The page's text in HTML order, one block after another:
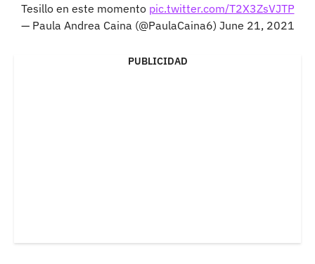
Tesillo en este momento pic.twitter.com/T2X3ZsVJTP
— Paula Andrea Caina (@PaulaCaina6) June 21, 2021
PUBLICIDAD